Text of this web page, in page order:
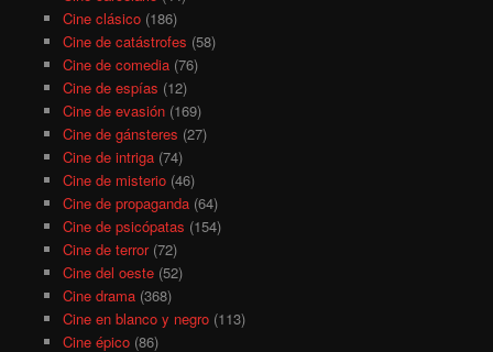
Cine clásico(186)
Cine de catástrofes (58)
Cine de comedia(76)
Cine de espías (12)
Cine de evasión(169)
Cine de gánsteres (27)
Cine de intriga(74)
Cine de misterio(46)
Cine de propaganda(64)
Cine de psicópatas (154)
Cine de terror(72)
Cine del oeste(52)
Cine drama(368)
Cine en blanco y negro(113)
Cine épico(86)